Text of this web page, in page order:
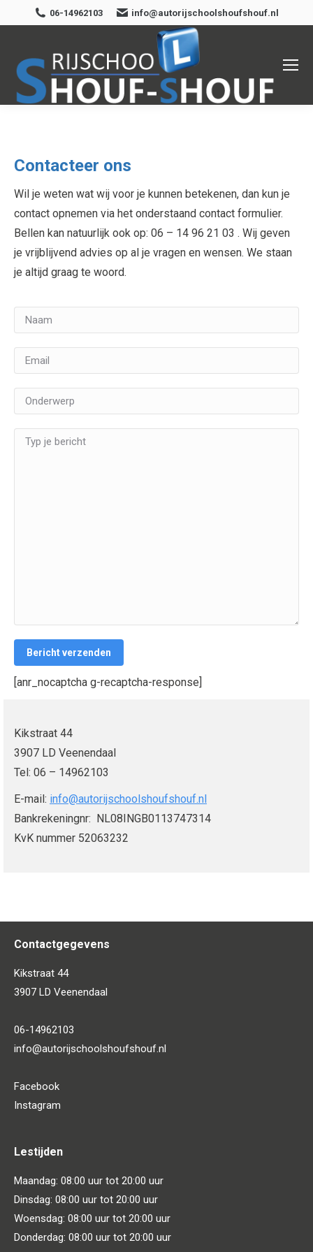
06-14962103 info@autorijschoolshoufshouf.nl
Contacteer ons
Wil je weten wat wij voor je kunnen betekenen, dan kun je
contact opnemen via het onderstaand contact formulier.
Bellen kan natuurlijk ook op: 06 – 14 96 21 03 . Wij geven
je vrijblijvend advies op al je vragen en wensen. We staan
je altijd graag te woord.
[anr_nocaptcha g-recaptcha-response]
Kikstraat 44
3907 LD Veenendaal
Tel: 06 – 14962103
E-mail: info@autorijschoolshoufshouf.nl
Bankrekeningnr: NL08INGB0113747314
KvK nummer 52063232
Contactgegevens
Kikstraat 44
3907 LD Veenendaal
06-14962103
info@autorijschoolshoufshouf.nl
Facebook
Instagram
Lestijden
Maandag: 08:00 uur tot 20:00 uur
Dinsdag: 08:00 uur tot 20:00 uur
Woensdag: 08:00 uur tot 20:00 uur
Donderdag: 08:00 uur tot 20:00 uur